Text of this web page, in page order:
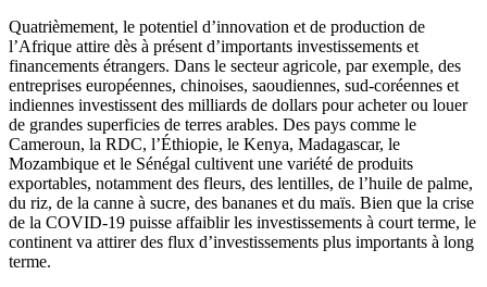
Quatrièmement, le potentiel d’innovation et de production de
l’Afrique attire dès à présent d’importants investissements et
financements étrangers. Dans le secteur agricole, par exemple, des
entreprises européennes, chinoises, saoudiennes, sud-coréennes et
indiennes investissent des milliards de dollars pour acheter ou louer
de grandes superficies de terres arables. Des pays comme le
Cameroun, la RDC, l’Éthiopie, le Kenya, Madagascar, le
Mozambique et le Sénégal cultivent une variété de produits
exportables, notamment des fleurs, des lentilles, de l’huile de palme,
du riz, de la canne à sucre, des bananes et du maïs. Bien que la crise
de la COVID-19 puisse affaiblir les investissements à court terme, le
continent va attirer des flux d’investissements plus importants à long
terme.